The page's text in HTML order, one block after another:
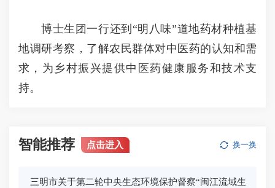
博士生团一行还到“明八味”道地药材种植基
地调研考察，了解农民群体对中医药的认知和需
求，为乡村振兴提供中医药健康服务和技术支
持。
智能推荐 点击进入 换一换
三明市关于第二轮中央生态环境保护督察“闽江流域生